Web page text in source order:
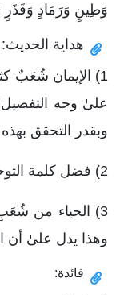
وَطِينٍ وَرَمَادٍ وَقَذَرٍ
هداية الحديث:
1) الإيمان شُعَبٌ
علىٰ وجه التفصيل؛
وبقدر التحقق
2) فضل كلمة التوحيد، فهي أعظم شُعَبِ الإيمان.
3) الحياء من
وهذا يدل علىٰ أن
فائدة: